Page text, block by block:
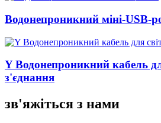
Водонепроникний міні-USB-
Y Водонепроникний кабель
з'єднання
зв'яжіться з нами